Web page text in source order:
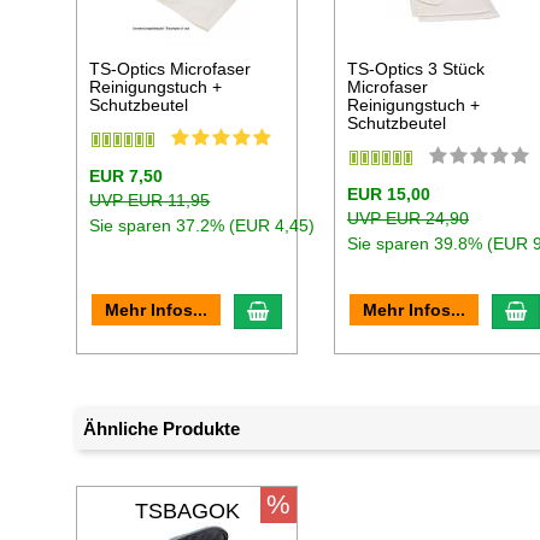
TS-Optics Microfaser
Reinigungstuch +
Schutzbeutel
EUR 7,50
UVP EUR 11,95
Sie sparen 37.2% (EUR 4,45)
Mehr Infos... In den Warenkorb
TS-Optics 3 Stück
Microfaser
Reinigungstuch +
Schutzbeutel
EUR 15,00
UVP EUR 24,90
Sie sparen 39.8% (EUR
Mehr Infos...
Ähnliche Produkte
TSBAGOK %